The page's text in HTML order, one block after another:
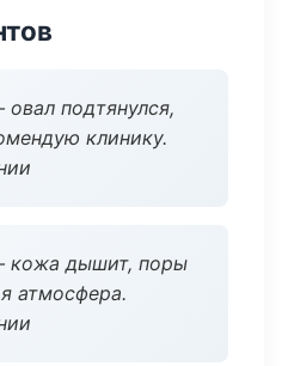
подтянулся,
клинику.
кожа дышит, поры
атмосфера.